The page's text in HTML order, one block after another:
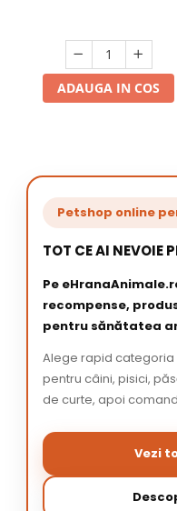
ADAUGA IN COS
Petshop online
TOT CE AI NEVOIE
Pe
recompense,
pentru sănătatea
Alege rapid
pentru câini, pisici,
de curte, apoi
Vezi